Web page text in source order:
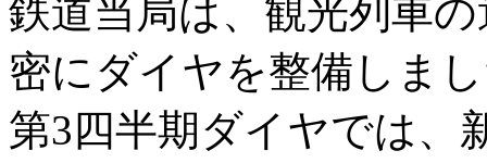
鉄道当局は、観光列車
密にダイヤを整備しま
第3四半期ダイヤでは、